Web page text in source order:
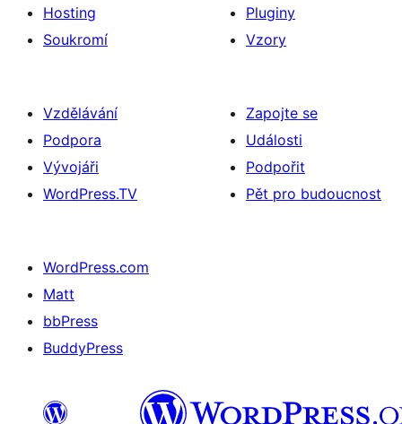
Hosting
Soukromí
Pluginy
Vzory
Vzdělávání
Podpora
Vývojáři
WordPress.TV
Zapojte se
Události
Podpořit
Pět pro budoucnost
WordPress.com
Matt
bbPress
BuddyPress